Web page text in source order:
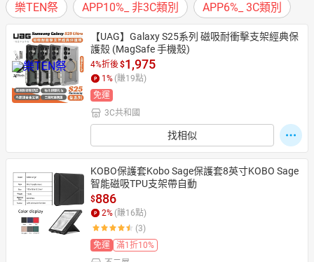
熱搜 熱門飯店推薦
居家生活 3C家電 運動休閒 親子玩具
女裝 男裝
樂TEN祭 APP10%_ 非3C類別 APP6%_ 3C類別
【UAG】Galaxy S25系列 磁吸耐衝擊支架經典保
護殼 (MagSafe 手機殼)
4%折後$1,975
1 % (賺19點)
免運
3C共和國
找相似
KOBO保護套Kobo Sage保護套8英寸KOBO Sage
智能磁吸TPU支架帶自動
$886
2% (賺16點)
(3)
免運
滿1折10%